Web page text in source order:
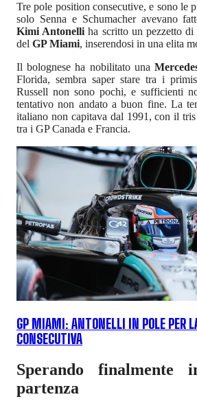
Tre pole position consecutive, e sono le
solo Senna e Schumacher avevano
Kimi Antonelli ha scritto un pezzetto
del GP Miami, inserendosi in una elita
Il bolognese ha nobilitato una
Florida, sembra saper stare tra i
Russell non sono pochi, e sufficienti
tentativo non andato a buon fine. La
italiano non capitava dal 1991, con il
tra i GP Canada e Francia.
GP MIAMI: ANTONELLI IN POLE PER
CONSECUTIVA
Sperando finalmente
partenza